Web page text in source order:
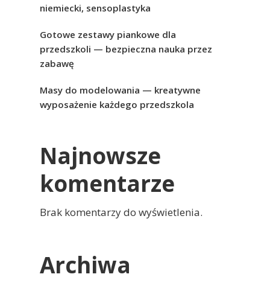
niemiecki, sensoplastyka
Gotowe zestawy piankowe dla
przedszkoli — bezpieczna nauka przez
zabawę
Masy do modelowania — kreatywne
wyposażenie każdego przedszkola
Najnowsze
komentarze
Brak komentarzy do wyświetlenia.
Archiwa